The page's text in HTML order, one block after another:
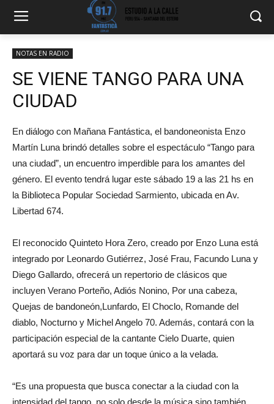
NOTAS EN RADIO
SE VIENE TANGO PARA UNA
CIUDAD
En diálogo con Mañana Fantástica, el bandoneonista Enzo
Martín Luna brindó detalles sobre el espectáculo “Tango para
una ciudad”, un encuentro imperdible para los amantes del
género. El evento tendrá lugar este sábado 19 a las 21 hs en
la Biblioteca Popular Sociedad Sarmiento, ubicada en Av.
Libertad 674.
El reconocido Quinteto Hora Zero, creado por Enzo Luna está
integrado por Leonardo Gutiérrez, José Frau, Facundo Luna y
Diego Gallardo, ofrecerá un repertorio de clásicos que
incluyen Verano Porteño, Adiós Nonino, Por una cabeza,
Quejas de bandoneón,Lunfardo, El Choclo, Romande del
diablo, Nocturno y Michel Angelo 70. Además, contará con la
participación especial de la cantante Cielo Duarte, quien
aportará su voz para dar un toque único a la velada.
“Es una propuesta que busca conectar a la ciudad con la
intensidad del tango, no solo desde la música sino también